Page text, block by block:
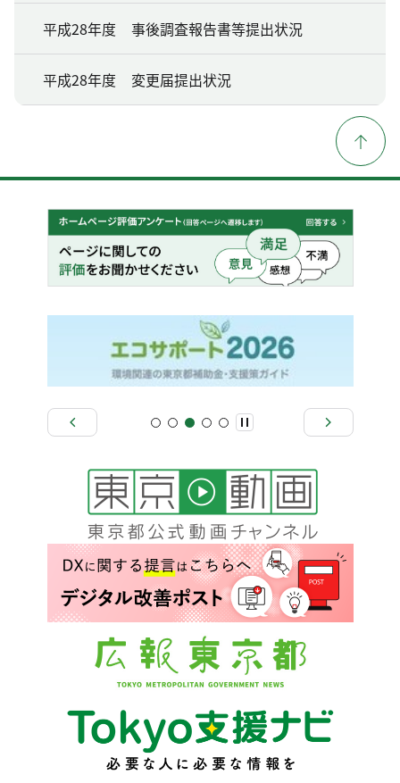
平成28年度 事後調査報告書等提出状況
平成28年度 変更届提出状況